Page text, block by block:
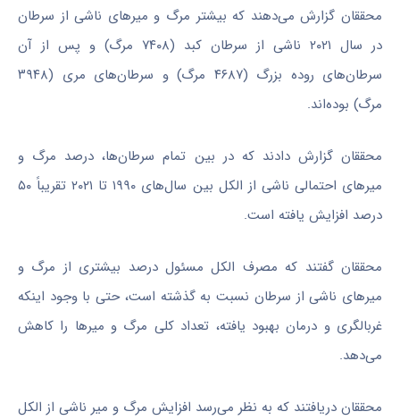
محققان گزارش می‌دهند که بیشتر مرگ و میرهای ناشی از سرطان
در سال ۲۰۲۱ ناشی از سرطان کبد (۷۴۰۸ مرگ) و پس از آن
سرطان‌های روده بزرگ (۴۶۸۷ مرگ) و سرطان‌های مری (۳۹۴۸
مرگ) بوده‌اند.
محققان گزارش دادند که در بین تمام سرطان‌ها، درصد مرگ و
میرهای احتمالی ناشی از الکل بین سال‌های ۱۹۹۰ تا ۲۰۲۱ تقریباً ۵۰
درصد افزایش یافته است.
محققان گفتند که مصرف الکل مسئول درصد بیشتری از مرگ و
میرهای ناشی از سرطان نسبت به گذشته است، حتی با وجود اینکه
غربالگری و درمان بهبود یافته، تعداد کلی مرگ و میرها را کاهش
می‌دهد.
محققان دریافتند که به نظر می‌رسد افزایش مرگ و میر ناشی از الکل